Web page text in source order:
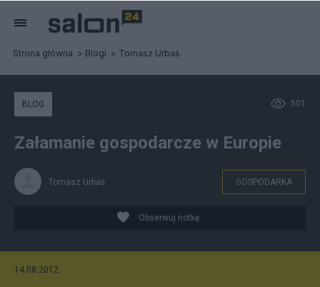
Strona główna Blogi Tomasz Urbaś
501
BLOG
Załamanie gospodarcze w Europie
Tomasz Urbaś GOSPODARKA
Obserwuj notkę
14.08.2012